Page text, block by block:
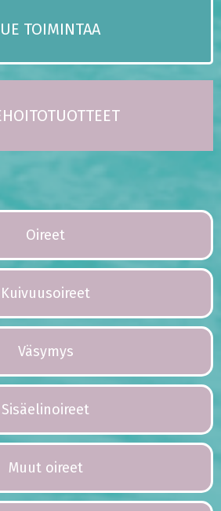
TOIMINTAA
Oireet
Kuivuusoireet
Väsymys
Sisäelinoireet
Muut oireet